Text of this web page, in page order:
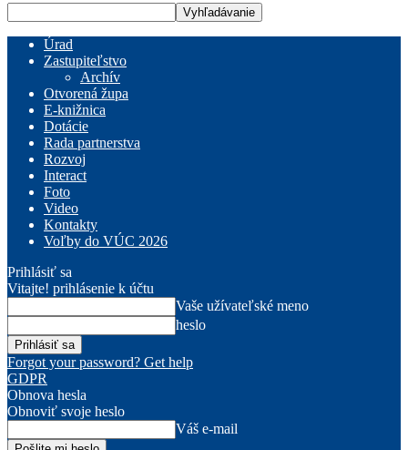
Úrad
Zastupiteľstvo
Archív
Otvorená župa
E-knižnica
Dotácie
Rada partnerstva
Rozvoj
Interact
Foto
Video
Kontakty
Voľby do VÚC 2026
Prihlásiť sa
Vitajte! prihlásenie k účtu
Vaše užívateľské meno
heslo
Forgot your password? Get help
GDPR
Obnova hesla
Obnoviť svoje heslo
Váš e-mail